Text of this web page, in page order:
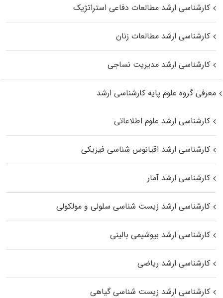
کارشناسی ارشد مطالعات دفاعی استراتژیک
کارشناسی ارشد مطالعات زنان
کارشناسی ارشد مدیریت نساجی
معرفی گروه علوم پایه کارشناسی ارشد
کارشناسی ارشد علوم اطلاعاتی
کارشناسی ارشد اقیانوس‌ شناسی فیزیکی
کارشناسی ارشد آمار
کارشناسی ارشد زیست شناسی سلولی و مولکولی
کارشناسی ارشد بیوشیمی بالینی
کارشناسی ارشد ریاضی
کارشناسی ارشد زیست‌ شناسی گیاهی